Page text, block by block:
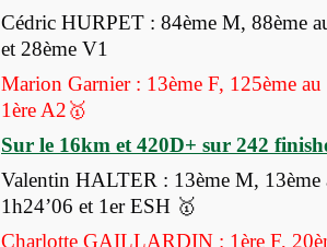
Cédric HURPET : 84ème M, 88ème
et 28ème V1
Marion Garnier : 13ème F, 125ème au
1ère A2🥇
Sur le 16km et 420D+ sur 242
Valentin HALTER : 13ème M, 13ème
1h24’06 et 1er ESH 🥇
Charlotte GAILLARDIN : 1ère F,